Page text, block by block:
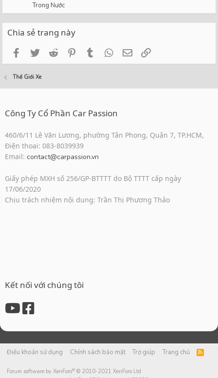
Trong Nước
Chia sẻ trang này
FacebookTwitterReddit PinterestTumblrWhatsApp
Email
Thế Giới Xe
Công Ty Cổ Phần Car Passion
460/6/11 Lê Văn Lương, phường Tân Phong, Quận 7, TP.HCM,
Điện thoại: 083-8039939
Email: contact@carpassion.vn
Giấy phép MXH số 256/GP-BTTTT do Bộ TTTT cấp ngày
17/06/2020
Chịu trách nhiệm nội dung: Trần Thị Phương Thảo
Kết nối với chúng tôi
Điều khoản sử dụng Chính sách bảo mật Trợ giúp Trang chủ
R
S
Forum software by XenForo® © 2010-2021 XenForo Ltd.